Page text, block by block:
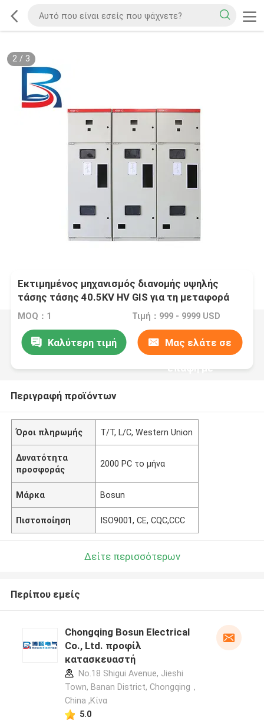
2/ 3
Εκτιμημένος μηχανισμός διανομής υψηλής
τάσης τάσης 40.5KV HV GIS για τη μεταφορά
MOQ：1 Τιμή：999 - 9999 USD
Καλύτερη τιμή Μας ελάτε σε
επαφή με
Περιγραφή προϊόντων
Όροι πληρωμής T/T, L/C, Western Union
Δυνατότητα
προσφοράς
2000 PC το μήνα
Μάρκα Bosun
Πιστοποίηση ISO9001, CE, CQC,CCC
Δείτε περισσότερων
Περίπου εμείς
Chongqing Bosun Electrical
Co., Ltd. προφίλ
κατασκευαστή
No.18 Shigui Avenue, Jieshi
Town, Banan District, Chongqing，
China ,Κίνα
5.0